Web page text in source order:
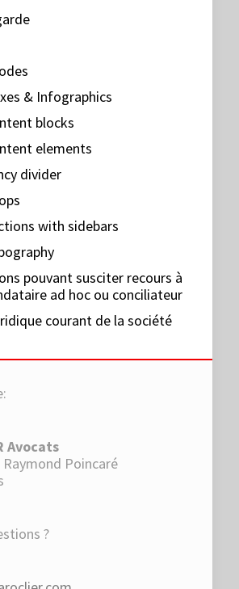
& Infographics
blocks
elements
divider
with sidebars
pouvant susciter recours à
ad hoc ou conciliateur
courant de la société
Avocats
Raymond Poincaré
?